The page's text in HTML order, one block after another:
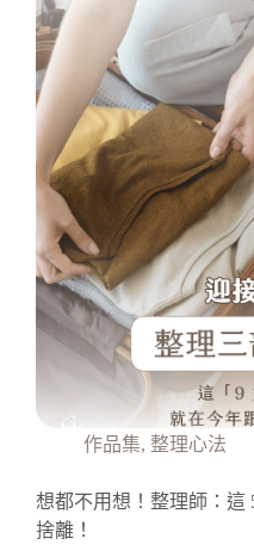
作品集, 整理心法
想都不用想！整理師：這
捨離！